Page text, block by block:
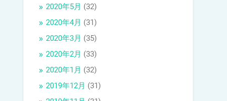
2020年5月 (32)
2020年4月 (31)
2020年3月 (35)
2020年2月 (33)
2020年1月 (32)
2019年12月 (31)